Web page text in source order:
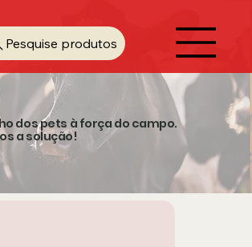
Pesquise produtos
dos pets à força do campo.
a solução!